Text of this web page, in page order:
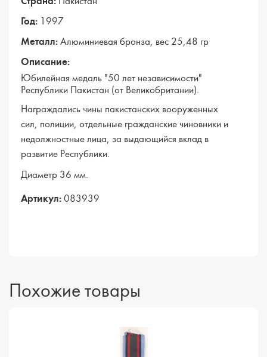
Год: 1997
Металл: Алюминиевая бронза, вес 25,48 гр
Описание:
Юбилейная медаль "50 лет независимости"
Республики Пакистан (от Великобритании).
Награждались чины пакистанских вооруженных
сил, полиции, отдельные гражданские чиновники и
недолжностные лица, за выдающийся вклад в
развитие Республики.
Диаметр 36 мм.
Артикул: 083939
Похожие товары